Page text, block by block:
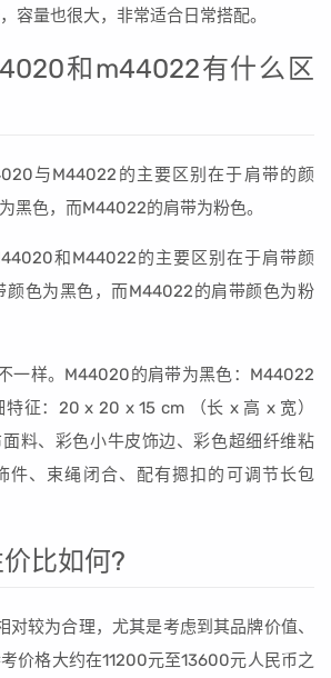
容量也很大，非常适合日常搭配。
和m44022有什么区
与M44022的主要区别在于肩带的颜
黑色，而M44022的肩带为粉色。
和M44022的主要区别在于肩带颜
色为黑色，而M44022的肩带颜色为粉
一样。M44020的肩带为黑色：M44022
征：20 x 20 x 15 cm （长 x 高 x 宽）
料、彩色小牛皮饰边、彩色超细纤维粘
件、束绳闭合、配有摁扣的可调节长包
比如何?
对较为合理，尤其是考虑到其品牌价值、
价格大约在11200元至13600元人民币之